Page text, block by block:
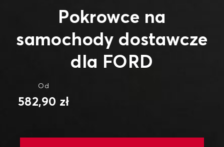
Pokrowce na
samochody dostawcze
dla FORD
Od
582,90 zł